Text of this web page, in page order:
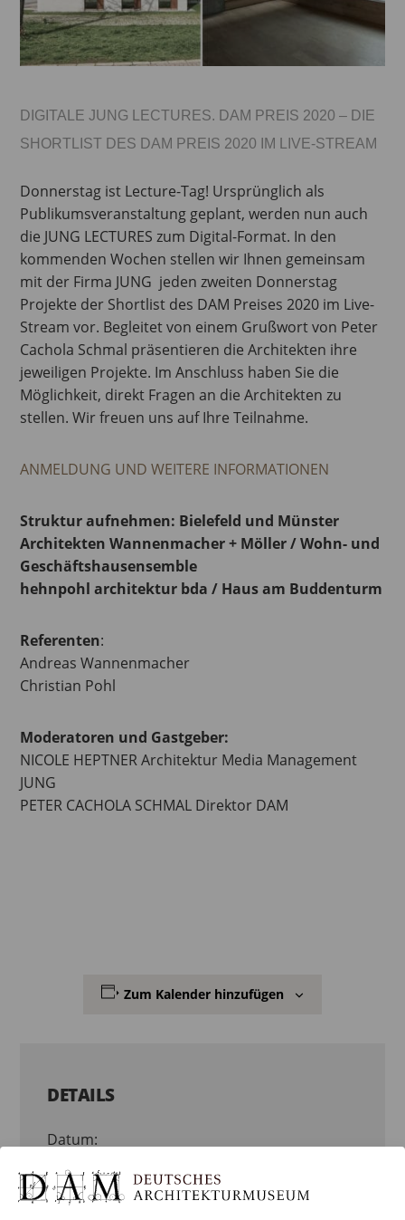
DIGITALE JUNG LECTURES. DAM PREIS 2020 – DIE
SHORTLIST DES DAM PREIS 2020 IM LIVE-STREAM
Donnerstag ist Lecture-Tag! Ursprünglich als
Publikumsveranstaltung geplant, werden nun auch
die JUNG LECTURES zum Digital-Format. In den
kommenden Wochen stellen wir Ihnen gemeinsam
mit der Firma JUNG jeden zweiten Donnerstag
Projekte der Shortlist des DAM Preises 2020 im Live-
Stream vor. Begleitet von einem Grußwort von Peter
Cachola Schmal präsentieren die Architekten ihre
jeweiligen Projekte. Im Anschluss haben Sie die
Möglichkeit, direkt Fragen an die Architekten zu
stellen. Wir freuen uns auf Ihre Teilnahme.
ANMELDUNG UND WEITERE INFORMATIONEN
Struktur aufnehmen: Bielefeld und Münster
Architekten Wannenmacher + Möller / Wohn- und
Geschäftshausensemble
hehnpohl architektur bda / Haus am Buddenturm
Referenten:
Andreas Wannenmacher
Christian Pohl
Moderatoren und Gastgeber:
NICOLE HEPTNER Architektur Media Management
JUNG
PETER CACHOLA SCHMAL Direktor DAM
Zum Kalender hinzufügen
DETAILS
Datum:
3. September 2020
Zeit: